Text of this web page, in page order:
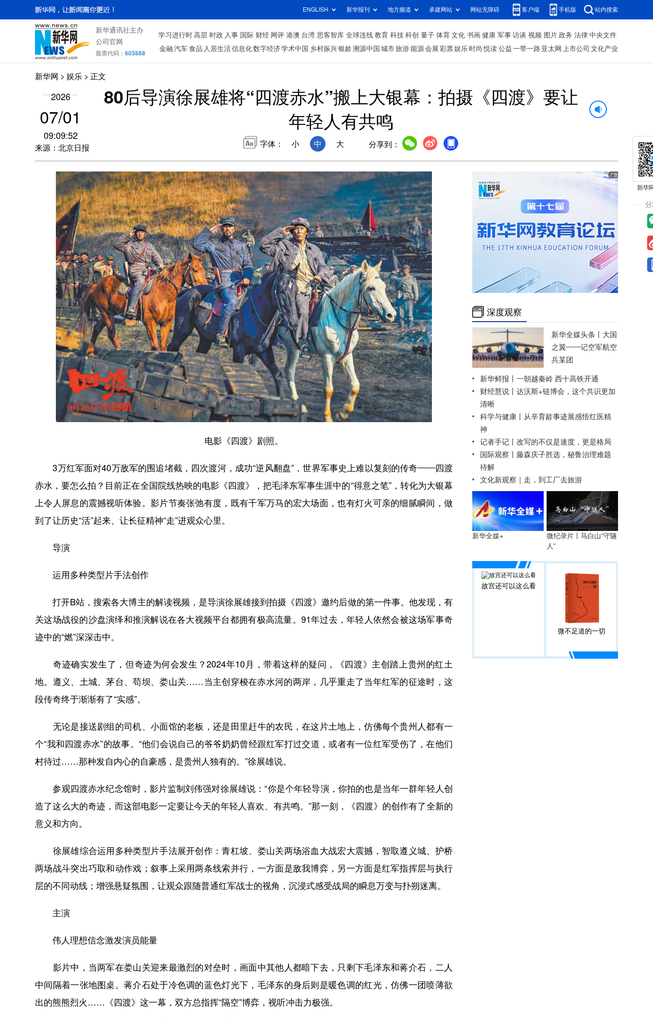
ENGLISH 新华报刊 地方频道 承建网站 网站无障碍 客户端 手机版 站内搜索
新华通讯社主办
公司官网
股票代码： 603888
学习进行时 高层 时政 人事 国际 财经 网评 港澳 台湾 思客智库 全球连线 教育 科技 科创 量子 体育 文化 书画 健康 军事 访谈 视频 图片 政务 法律 中央文件
金融 汽车 食品 人居生活信息化数字经济学术中国 乡村振兴银龄溯源中国 城市旅游 能源 会展 彩票娱乐 时尚 悦读 公益 一带一路 亚太网 上市公司 文化产业
新华网 > 娱乐 > 正文
2026
07/01
09:09:52
来源：北京日报
80后导演徐展雄将“四渡赤水”搬上大银幕：拍摄《四渡》要让
年轻人有共鸣
字体： 小 中 大 分享到：
电影《四渡》剧照。
3万红军面对40万敌军的围追堵截，四次渡河，成功“逆风翻盘”，世界军事史上难以复刻的传奇——四渡
赤水，要怎么拍？目前正在全国院线热映的电影《四渡》，把毛泽东军事生涯中的“得意之笔”，转化为大银幕
上令人屏息的震撼视听体验。影片节奏张弛有度，既有千军万马的宏大场面，也有灯火可亲的细腻瞬间，做
到了让历史“活”起来、让长征精神“走”进观众心里。
导演
运用多种类型片手法创作
打开B站，搜索各大博主的解读视频，是导演徐展雄接到拍摄《四渡》邀约后做的第一件事。他发现，有
关这场战役的沙盘演绎和推演解说在各大视频平台都拥有极高流量。91年过去，年轻人依然会被这场军事奇
迹中的“燃”深深击中。
奇迹确实发生了，但奇迹为何会发生？2024年10月，带着这样的疑问，《四渡》主创踏上贵州的红土
地。遵义、土城、茅台、苟坝、娄山关……当主创穿梭在赤水河的两岸，几乎重走了当年红军的征途时，这
段传奇终于渐渐有了“实感”。
无论是接送剧组的司机、小面馆的老板，还是田里赶牛的农民，在这片土地上，仿佛每个贵州人都有一
个“我和四渡赤水”的故事。“他们会说自己的爷爷奶奶曾经跟红军打过交道，或者有一位红军受伤了，在他们
村待过……那种发自内心的自豪感，是贵州人独有的。”徐展雄说。
参观四渡赤水纪念馆时，影片监制刘伟强对徐展雄说：“你是个年轻导演，你拍的也是当年一群年轻人创
造了这么大的奇迹，而这部电影一定要让今天的年轻人喜欢、有共鸣。”那一刻，《四渡》的创作有了全新的
意义和方向。
徐展雄综合运用多种类型片手法展开创作：青杠坡、娄山关两场浴血大战宏大震撼，智取遵义城、护桥
两场战斗突出巧取和动作戏；叙事上采用两条线索并行，一方面是敌我博弈，另一方面是红军指挥层与执行
层的不同动线；增强悬疑氛围，让观众跟随普通红军战士的视角，沉浸式感受战局的瞬息万变与扑朔迷离。
主演
伟人理想信念激发演员能量
影片中，当两军在娄山关迎来最激烈的对垒时，画面中其他人都暗下去，只剩下毛泽东和蒋介石，二人
中间隔着一张地图桌。蒋介石处于冷色调的蓝色灯光下，毛泽东的身后则是暖色调的红光，仿佛一团喷薄欲
出的熊熊烈火……《四渡》这一幕，双方总指挥“隔空”博弈，视听冲击力极强。
深度观察
新华全媒头条丨 大国
之翼——记空军航空
兵某团
新华鲜报丨一朝越秦岭 西十高铁开通
财经慧说丨达沃斯+链博会，这个共识更加
清晰
科学与健康丨从辛育龄事迹展感悟红医精
神
记者手记丨改写的不仅是速度，更是格局
国际观察丨 藤森庆子胜选，秘鲁治理难题
待解
文化新观察｜走，到工厂去旅游
新华全媒+
微纪录片丨马白山“守隧
人”
故宫还可以这么看
微不足道的一切